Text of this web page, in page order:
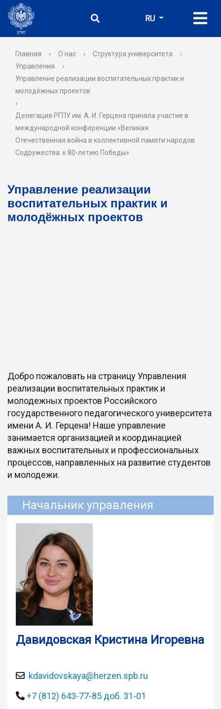
RU
Главная › О нас › Структура университета
›
Управления
›
Управление реализации воспитательных практик и
молодёжных проектов
›
Делегация РГПУ им. А. И. Герцена приняла участие в
международной конференции «Великая
Отечественная война в коллективной памяти народов
Содружества: к 80-летию Победы»
Управление реализации
воспитательных практик и
молодёжных проектов
Добро пожаловать на страницу Управления
реализации воспитательных практик и
молодежных проектов Российского
государственного педагогического университета
имени А. И. Герцена! Наше управление
занимается организацией и координацией
важных воспитательных и профессиональных
процессов, направленных на развитие студентов
и молодежи.
Начальник управления
Давидовская Кристина Игоревна
kdavidovskaya@herzen.spb.ru
+7 (812) 643-77-85 доб. 31-01